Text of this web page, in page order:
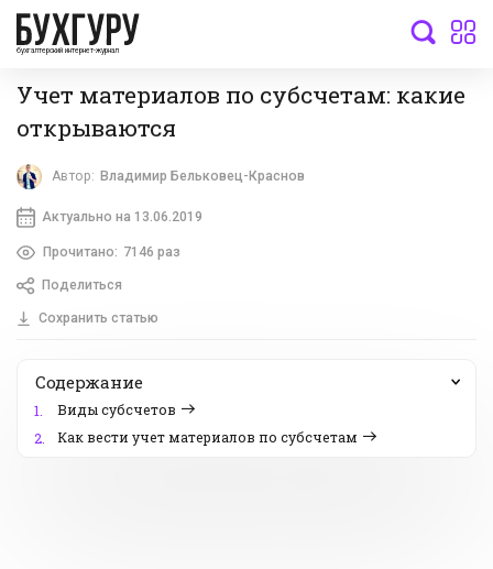
бухгалтерский интернет-журнал
Учет материалов по субсчетам: какие
открываются
Автор: Владимир Бельковец-Краснов
Актуально на 13.06.2019
Прочитано: 7146 раз
Поделиться
Сохранить статью
Содержание
1.
Виды субсчетов
2.
Как вести учет материалов по субсчетам